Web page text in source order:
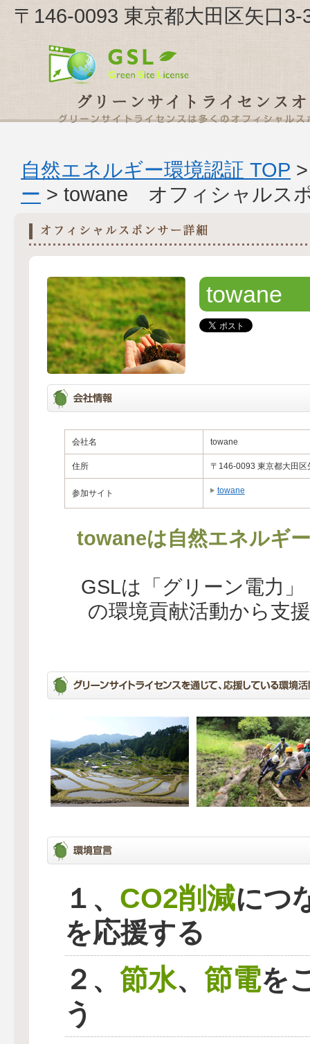
〒146-0093 東京都大田区矢口
自然エネルギー環境認証 TOP
ー > towane オフィシャルス
towane
会社名 towane
住所 〒146-0093 東京都大田
参加サイト towane
towaneは自然エネルギ
GSLは「グリーン電力
の環境貢献活動から支
１、 CO2削減につ
を応援する
２、 節水、 節電を
う